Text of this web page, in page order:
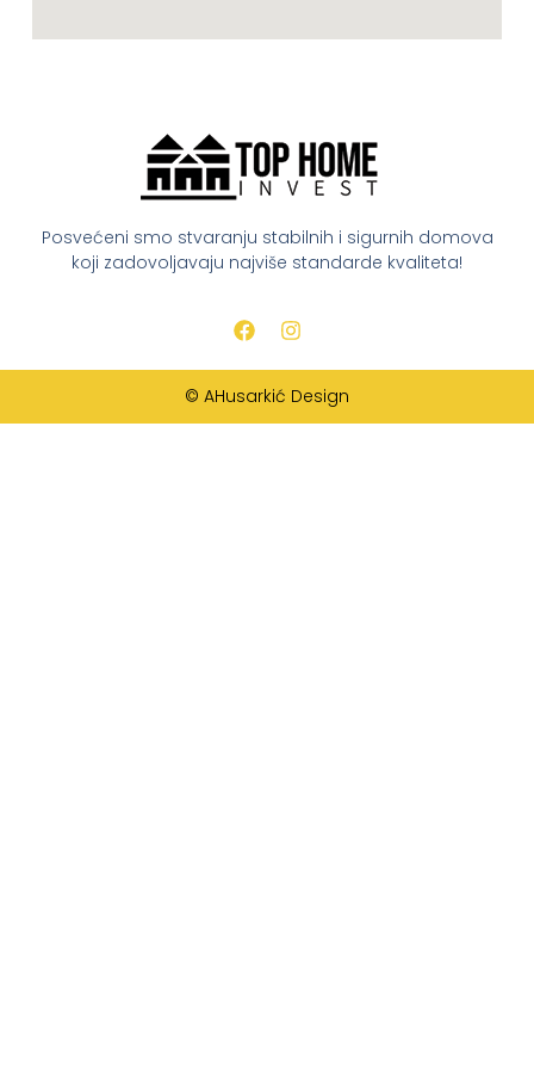
Posvećeni smo stvaranju stabilnih i sigurnih domova
koji zadovoljavaju najviše standarde kvaliteta!
© AHusarkić Design